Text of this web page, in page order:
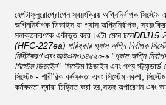
হেপটাফ্লুরোপ্রোপেন স্বয়ংক্রিয় অগ্নিনির্বাপক
অগ্নিনির্বাপক ডিভাইস যা গ্যাস অগ্নিনির্বাপক,
সনাক্তকরণকে একীভূত করে।এটা মেনে চলেDBJ15-
(HFC-227ea) পরিষ্কার গ্যাস অগ্নি নির্বাপক
নির্দিষ্টকরণ"এবংআইএসও১৪৫২০-৯ "গ্যাস অগ্নি নির্বাপক
সিস্টেম ডিজাইন". সিস্টেম ডিজাইন এবং পণ্য স্ট্যান্ডার্ড
সিস্টেম - শারীরিক কর্মক্ষমতা এবং সিস্টেম নকশা,
কর্মক্ষমতা দ্বারা চিহ্নিত করা হয়,সহজ অপারেশন এবং